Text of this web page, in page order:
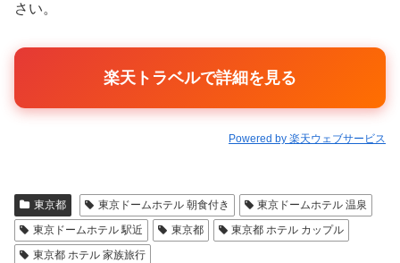
さい。
楽天トラベルで詳細を見る
Powered by 楽天ウェブサービス
東京都 東京ドームホテル 朝食付き
東京ドームホテル 温泉
東京ドームホテル 駅近
東京都
東京都 ホテル カップル
東京都 ホテル 家族旅行